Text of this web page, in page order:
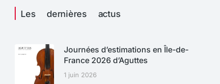
Les dernières actus
Journées d’estimations en Île-de-
France 2026 d’Aguttes
1 juin 2026